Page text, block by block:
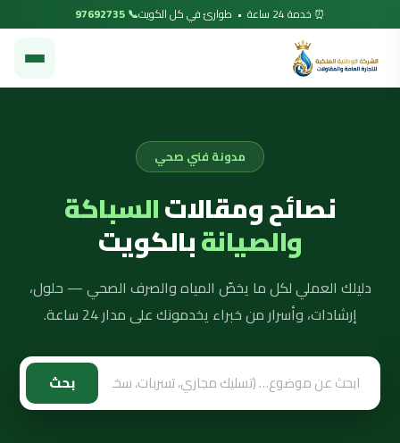
⏰ خدمة 24 ساعة • طوارئ في كل الكويت 📞 97692735
مدونة فني صحي
نصائح ومقالاتالسباكة
والصيانةبالكويت
دليلك العملي لكل ما يخصّ المياه والصرف الصحي — حلول،
إرشادات، وأسرار من خبراء يخدمونك على مدار 24 ساعة.
بحث